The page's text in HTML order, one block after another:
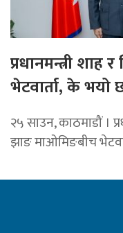
प्रधानमन्त्री
भेटवार्ता, के
२५ साउन, काठमाडौं ।
झाङ माओमिङबीच